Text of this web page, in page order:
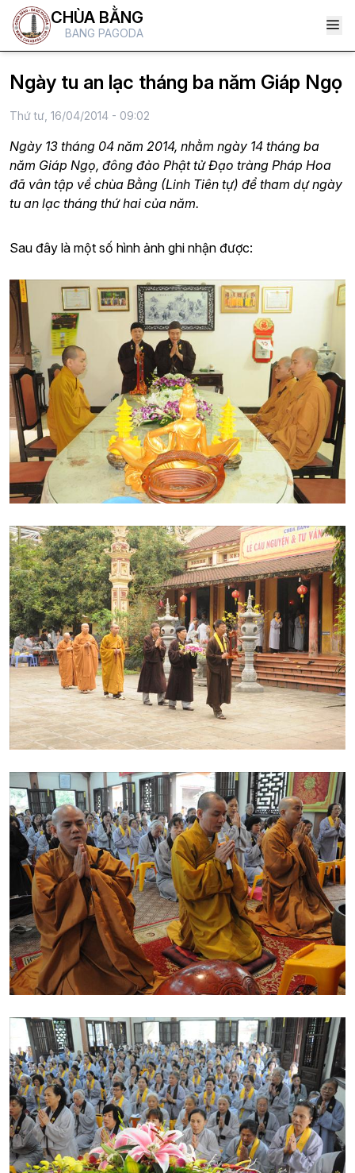
CHÙA BẰNG
BANG PAGODA
Ngày tu an lạc tháng ba năm Giáp Ngọ
Thứ tư, 16/04/2014 - 09:02
Ngày 13 tháng 04 năm 2014, nhằm ngày 14 tháng ba
năm Giáp Ngọ, đông đảo Phật tử Đạo tràng Pháp Hoa
đã vân tập về chùa Bằng (Linh Tiên tự) để tham dự ngày
tu an lạc tháng thứ hai của năm.
Sau đây là một số hình ảnh ghi nhận được: